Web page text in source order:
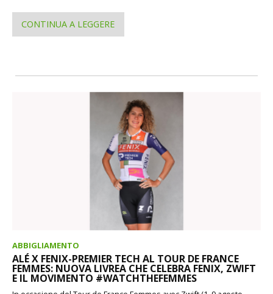
CONTINUA A LEGGERE
ABBIGLIAMENTO
ALÉ X FENIX-PREMIER TECH AL TOUR DE FRANCE
FEMMES: NUOVA LIVREA CHE CELEBRA FENIX, ZWIFT
E IL MOVIMENTO #WATCHTHEFEMMES